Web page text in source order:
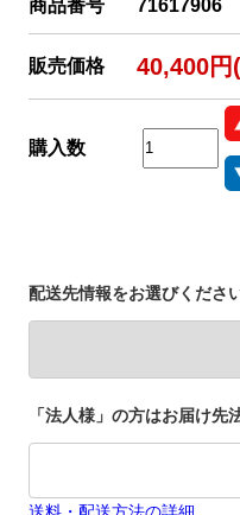
商品番号 71617906
販売価格 40,400円
購入数
配送先情報をお選びくださ
「法人様」の方はお届け
送料・配送方法の詳細